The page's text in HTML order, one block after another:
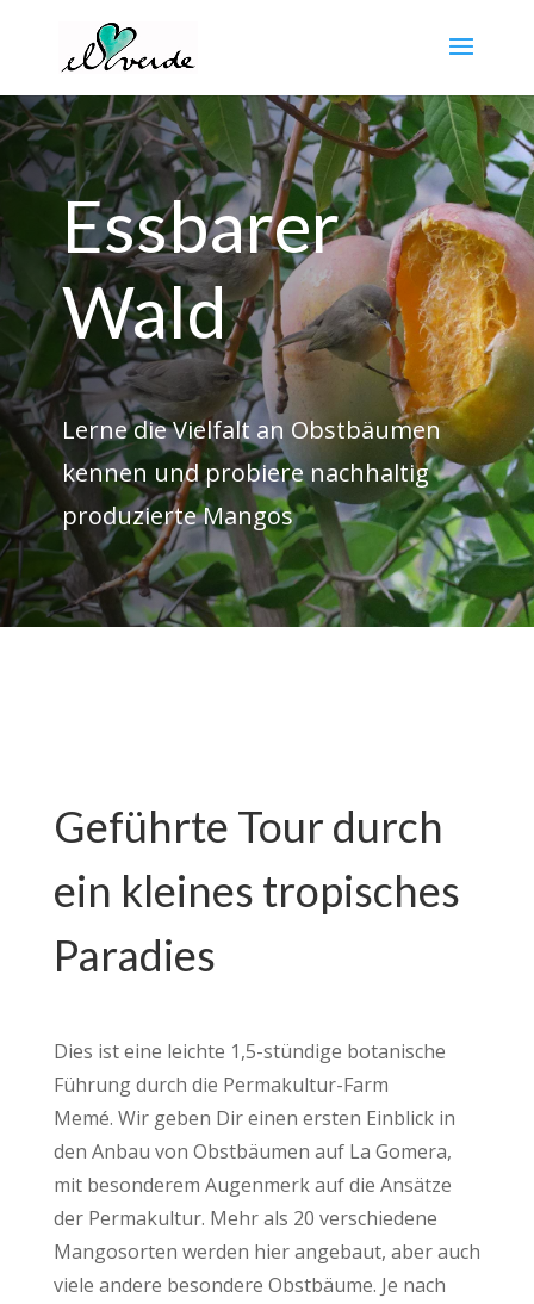
Essbarer
Wald
Lerne die Vielfalt an Obstbäumen
kennen und probiere nachhaltig
produzierte Mangos
Geführte Tour durch
ein kleines tropisches
Paradies
Dies ist eine leichte 1,5-stündige botanische
Führung durch die Permakultur-Farm
Memé. Wir geben Dir einen ersten Einblick in
den Anbau von Obstbäumen auf La Gomera,
mit besonderem Augenmerk auf die Ansätze
der Permakultur. Mehr als 20 verschiedene
Mangosorten werden hier angebaut, aber auch
viele andere besondere Obstbäume. Je nach